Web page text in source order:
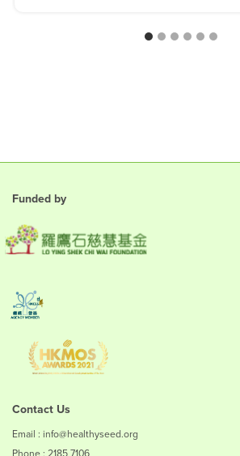
Funded by
Contact Us
Email : info@healthyseed.org
Phone : 2185 7106